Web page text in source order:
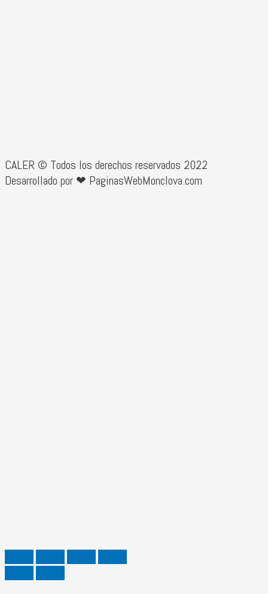
CALER © Todos los derechos reservados 2022
Desarrollado por ❤ PaginasWebMonclova.com